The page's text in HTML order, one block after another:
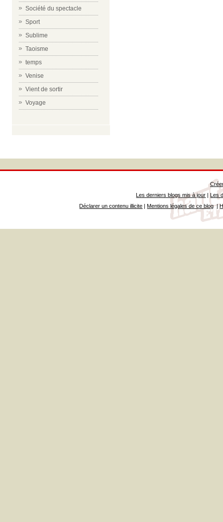
Société du spectacle
Sport
Sublime
Taoisme
temps
Venise
Vient de sortir
Voyage
Les derniers blogs mis à jour |Les
Déclarer un contenu illicite |Mentions légales de ce blog|